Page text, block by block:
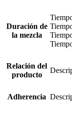
Duración de
la mezcla
Relación del
producto
Adherencia